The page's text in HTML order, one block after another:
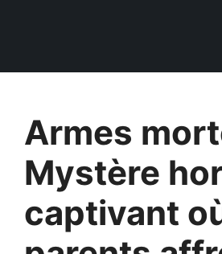
Armes
Mystère
captivant